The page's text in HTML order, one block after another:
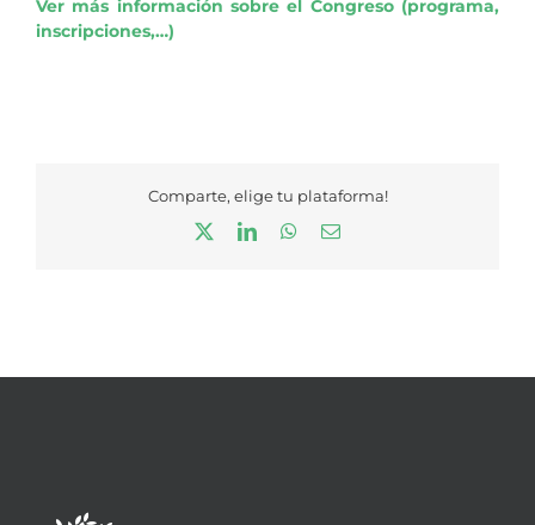
Ver más información sobre el Congreso (programa,
inscripciones,…)
Comparte, elige tu plataforma!
LinkedInWhatsApp
Correo